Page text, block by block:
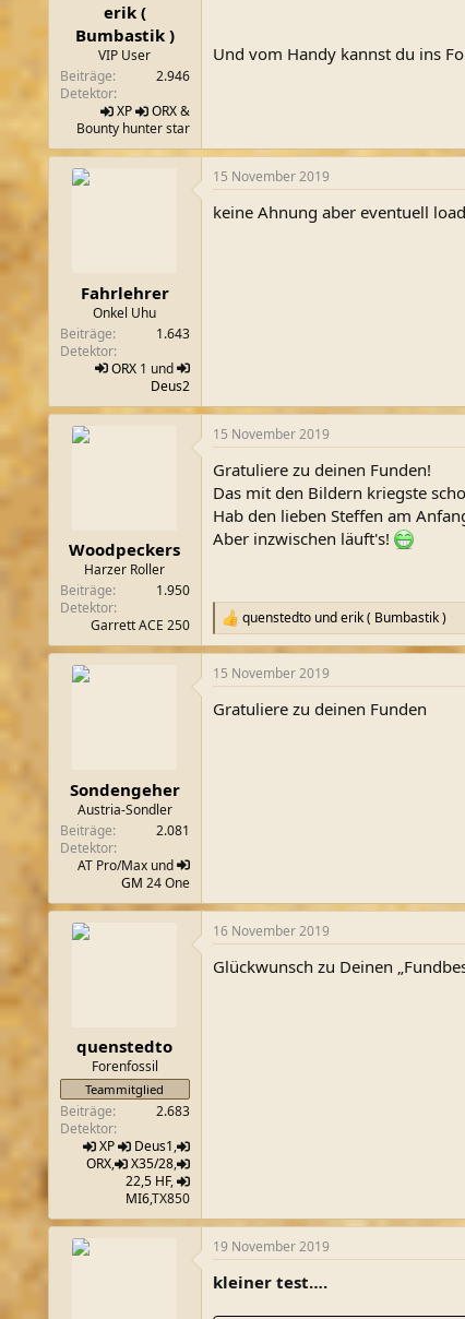
erik (
Bumbastik )
VIP User
Beiträge
2.946
Detektor
XP
ORX&
Bounty hunter star
Und vom Handy kannst du ins
Fahrlehrer
Onkel Uhu
Beiträge
1.643
Detektor
ORX1 und
Deus2
15 November 2019
keine Ahnung aber eventuell
Woodpeckers
Harzer Roller
Beiträge
1.950
Detektor
Garrett ACE 250
15 November 2019
Gratuliere zu deinen Funden!
Das mit den Bildern kriegste
Hab den lieben Steffen am
Aber inzwischen läuft's!
R
e
a
k
i
quenstedtounderik ( Bumbastik )
Sondengeher
Austria-Sondler
Beiträge
2.081
Detektor
AT Pro/Max und
GM 24 One
15 November 2019
Gratuliere zu deinen Funden
quenstedto
Forenfossil
Teammitglied
Beiträge
2.683
Detektor
XP
Deus1,
ORX, X35/28,
22,5 HF,
MI6,TX850
16 November 2019
Glückwunsch zu Deinen
19 November 2019
kleiner test….